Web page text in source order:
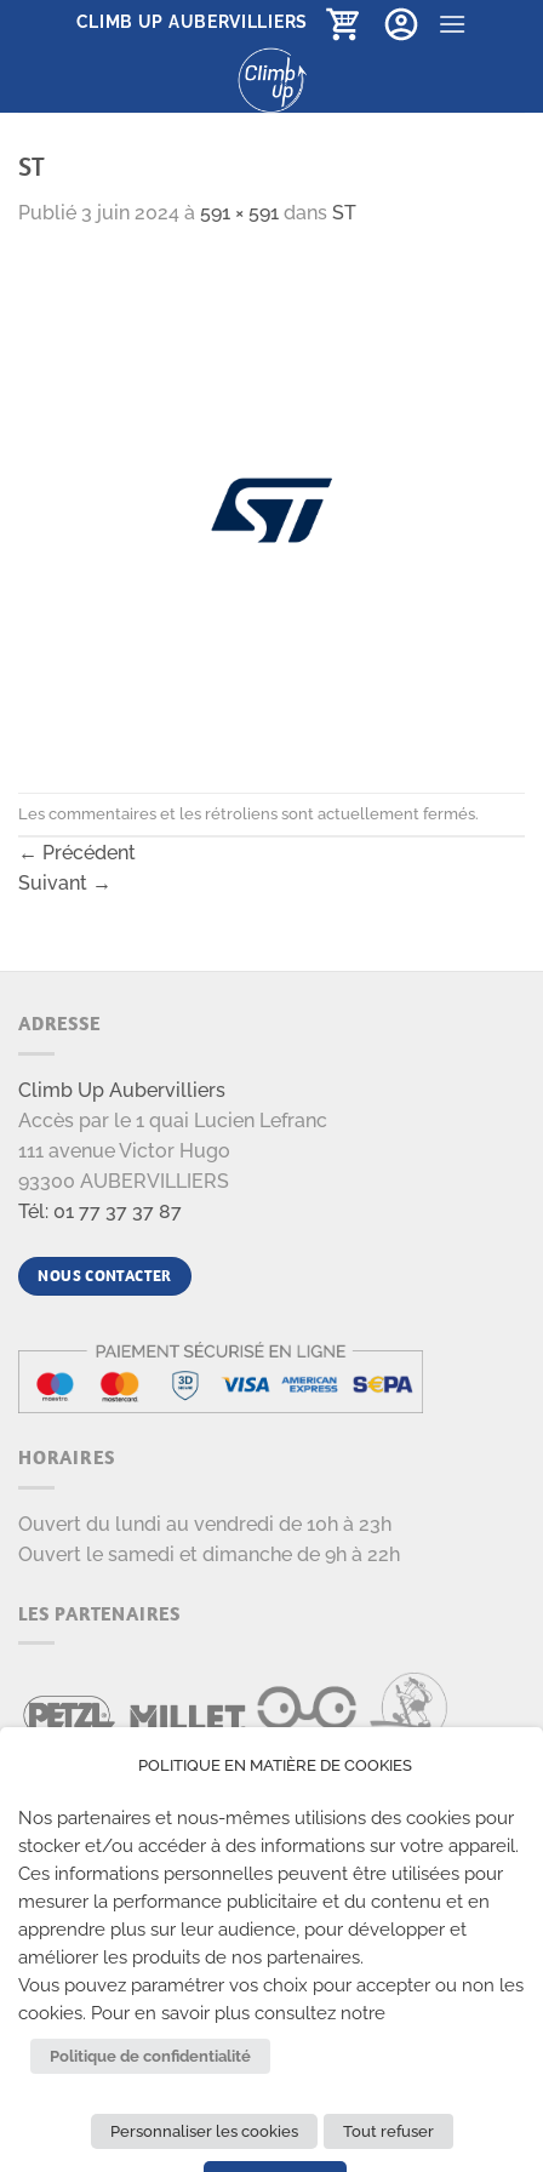
CLIMB UP AUBERVILLIERS
ST
Publié 3 juin 2024 à 591 × 591 dans ST
Les commentaires et les rétroliens sont actuellement fermés.
← Précédent
Suivant →
ADRESSE
Climb Up Aubervilliers
Accès par le 1 quai Lucien Lefranc
111 avenue Victor Hugo
93300 AUBERVILLIERS
Tél: 01 77 37 37 87
NOUS CONTACTER
HORAIRES
Ouvert du lundi au vendredi de 10h à 23h
Ouvert le samedi et dimanche de 9h à 22h
LES PARTENAIRES
LES SALLES CLIMB UP
Climb Up vous accueille dans ses salles, partout en
France
TROUVE TA SALLE
REJOIGNEZ-NOUS-CLIMB UP INVESTISSEMENTS
POLITIQUE EN MATIÈRE DE COOKIES
Nos partenaires et nous-mêmes utilisions des cookies pour
stocker et/ou accéder à des informations sur votre appareil.
Ces informations personnelles peuvent être utilisées pour
mesurer la performance publicitaire et du contenu et en
apprendre plus sur leur audience, pour développer et
améliorer les produits de nos partenaires.
Vous pouvez paramétrer vos choix pour accepter ou non les
cookies. Pour en savoir plus consultez notre
Politique de confidentialité
Personnaliser les cookies Tout refuser